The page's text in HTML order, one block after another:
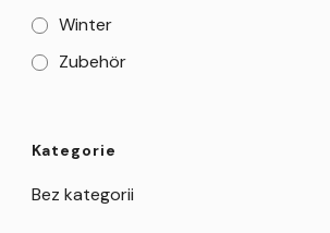
Winter
Zubehör
Kategorie
Bez kategorii